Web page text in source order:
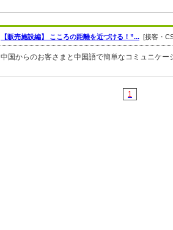
【販売施設編】 こころの距離を近づける！”... [接客・
中国からのお客さまと中国語で簡単なコミュニケー
1